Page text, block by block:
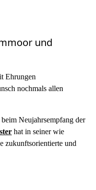
und
Ehrungen
nochmals allen
Neujahrsempfang der
hat in seiner wie
zukunftsorientierte und